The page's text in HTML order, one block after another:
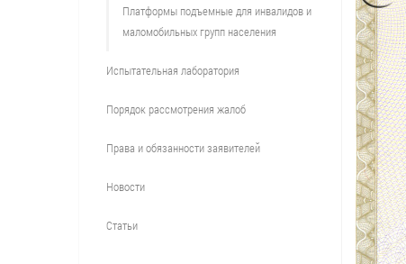
Платформы подъемные для инвалидов и
маломобильных групп населения
Испытательная лаборатория
Порядок рассмотрения жалоб
Права и обязанности заявителей
Новости
Статьи